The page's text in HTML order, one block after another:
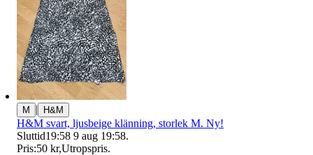
M | H&M
H&M svart, ljusbeige klänning, storlek M. Ny!
Sluttid19:58 9 aug 19:58.
Pris:50 kr,Utropspris.